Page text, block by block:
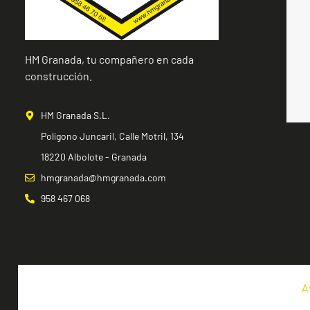
HM Granada, tu compañero en cada
construcción.
HM Granada S.L.
Polígono Juncaril, Calle Motril, 134
18220 Albolote - Granada
hmgranada@hmgranada.com
958 467 068